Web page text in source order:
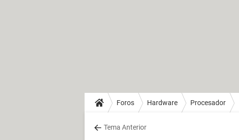
Foros Hardware Procesador
Tema Anterior